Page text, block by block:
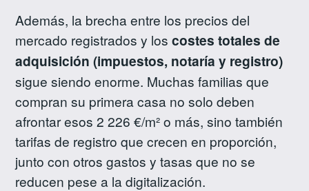
Además, la brecha entre los precios del
mercado registrados y loscostes totales de
adquisición (impuestos, notaría y registro)
sigue siendo enorme. Muchas familias que
compran su primera casa no solo deben
afrontar esos 2 226 €/m² o más, sino también
tarifas de registro que crecen en proporción,
junto con otros gastos y tasas que no se
reducen pese a la digitalización.